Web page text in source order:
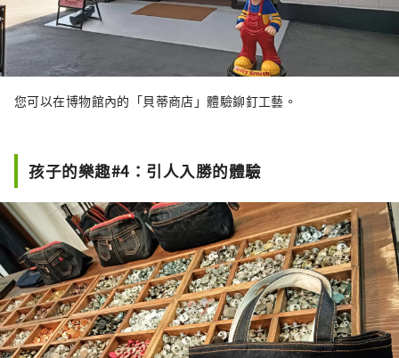
您可以在博物館內的「貝蒂商店」體驗鉚釘工藝。
孩子的樂趣#4：引人入勝的體驗